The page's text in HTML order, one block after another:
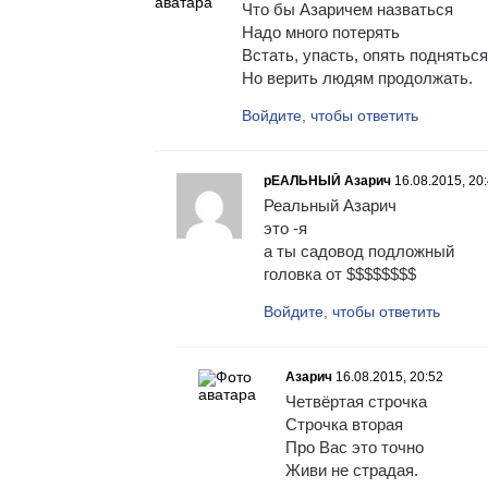
Что бы Азаричем назваться
Надо много потерять
Встать, упасть, опять подняться
Но верить людям продолжать.
Войдите, чтобы ответить
рЕАЛЬНЫЙ Азарич 16.08.2015,
Реальный Азарич
это -я
а ты садовод подложный
головка от $$$$$$$$
Войдите, чтобы ответить
Азарич 16.08.2015, 20:52
Четвёртая строчка
Строчка вторая
Про Вас это точно
Живи не страдая.